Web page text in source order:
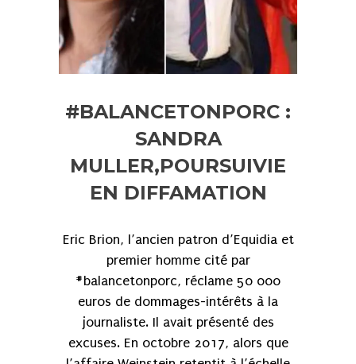
#BALANCETONPORC :
SANDRA
MULLER,POURSUIVIE
EN DIFFAMATION
Eric Brion, l’ancien patron d’Equidia et
premier homme cité par
#balancetonporc, réclame 50 000
euros de dommages-intérêts à la
journaliste. Il avait présenté des
excuses. En octobre 2017, alors que